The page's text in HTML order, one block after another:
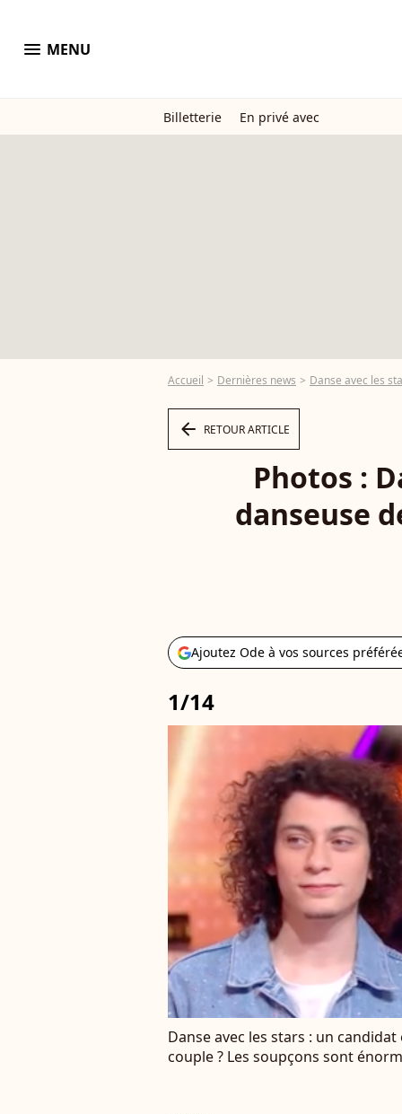
menu MENU
Billetterie En privé avec
Accueil Dernières news Danse avec les
arrow_left RETOUR ARTICLE
Photos :
danseuse
Ajoutez Ode à vos sources
1/14
Danse avec les stars : un
couple ? Les soupçons sont